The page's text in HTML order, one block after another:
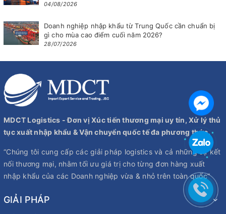
04/08/2026
Doanh nghiệp nhập khẩu từ Trung Quốc cần chuẩn bị
gì cho mùa cao điểm cuối năm 2026?
28/07/2026
MDCT Logistics - Đơn vị Xúc tiến thương mại uy tín, Xử lý thủ
tục xuất nhập khẩu & Vận chuyển quốc tế đa phương thức.
“Chúng tôi cung cấp các giải pháp logistics và cả những sự kết
nối thương mại, nhằm tối ưu giá trị cho từng đơn hàng xuất
nhập khẩu của các Doanh nghiệp vừa & nhỏ trên toàn quốc”
GIẢI PHÁP